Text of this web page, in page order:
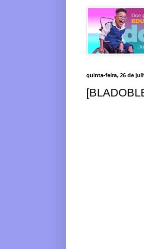
quinta-feira, 26 de